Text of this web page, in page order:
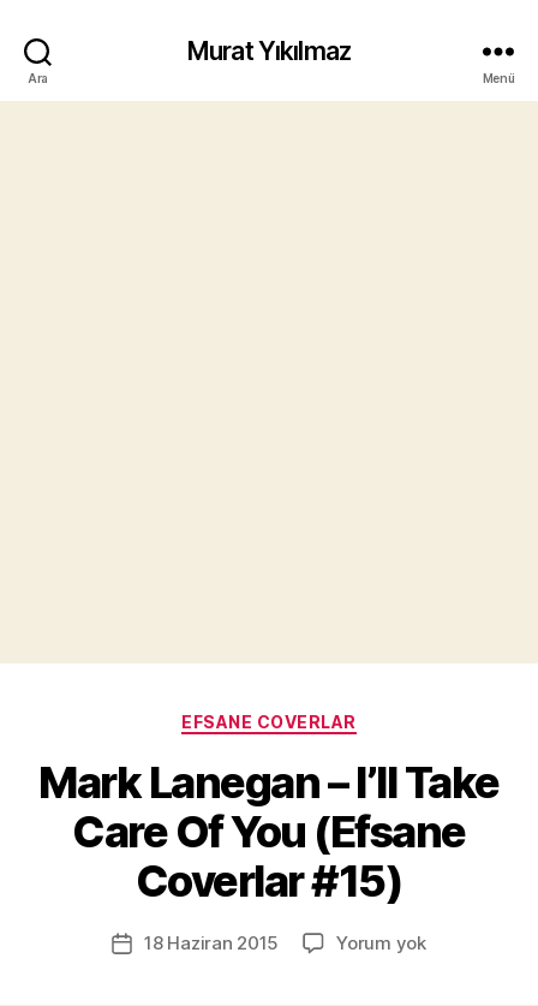
Ara
Murat Yıkılmaz
Menü
Kategoriler
EFSANE COVERLAR
Mark Lanegan – I’ll Take
Care Of You (Efsane
Coverlar #15)
Yazının
yazarı
Y
z
a
r
M
u
a
Yazı18 Haziran 2015 Yorum yokMark